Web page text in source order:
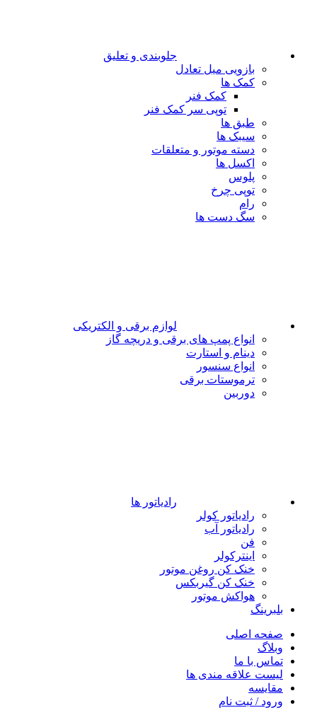
جلوبندی و تعلیق
بازویی میل تعادل
کمک ها
کمک فنر
توپی سر کمک فنر
طبق ها
سیبک ها
دسته موتور و متعلقات
اکسل ها
پلوس
توپی چرخ
رام
سگ دست ها
لوازم برقی و الکتریکی
انواع پمپ های برقی و دریچه گاز
دینام و استارت
انواع سنسور
ترموستات برقی
دوربین
رادیاتور ها
رادیاتور کولر
رادیاتور آب
فن
اینترکولر
خنک کن روغن موتور
خنک کن گیربکس
هواکش موتور
بلبرینگ
صفحه اصلی
وبلاگ
تماس با ما
لیست علاقه مندی ها
مقایسه
ورود / ثبت نام